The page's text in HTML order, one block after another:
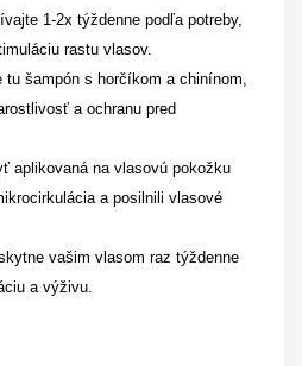
1-2x týždenne podľa potreby,
rastu vlasov.
tu šampón s horčíkom a chinínom,
a ochranu pred
aplikovaná na vlasovú pokožku
a posilnili vlasové
vašim vlasom raz týždenne
a výživu.